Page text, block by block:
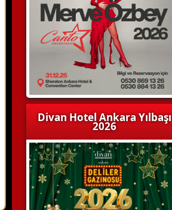
Divan Hotel Ankara Yılbaşı
2026